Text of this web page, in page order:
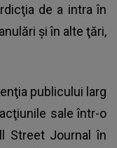
de a intra în
şi în alte ţări,
publicului larg
sale într-o
Street Journal în